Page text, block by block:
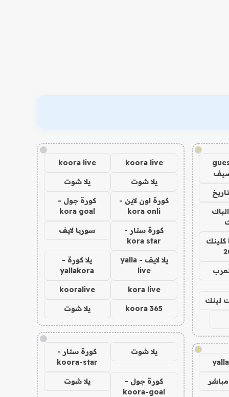
!
كلينك
لينك
!
!
koora live
koora live
يلا شوت يلا شوت
كورة اون لاين -
kora onli
كورة جول -
kora goal
كورة ستار -
kora star
سوريا لايف
يلا لايف - yalla
live
يلا كورة -
yallakora
kora live
kooralive
koora 365 يلا شوت
!
يلا شوت
كورة ستار -
koora-star
كورة جول -
koora-goal
يلا شوت